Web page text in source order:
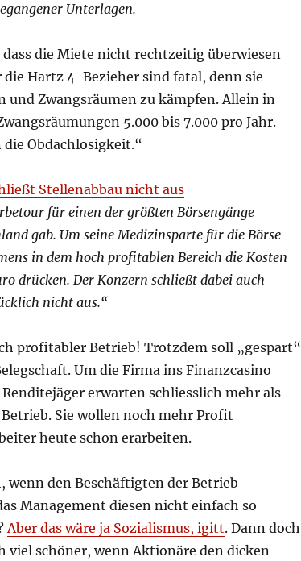
Unterlagen.
die Miete nicht rechtzeitig überwiesen
Hartz 4-Bezieher sind fatal, denn sie
und Zwangsräumen zu kämpfen. Allein in
5.000 bis 7.000 pro Jahr.
die Obdachlosigkeit.“
Stellenabbau nicht aus
für einen der größten Börsengänge
gab. Um seine Medizinsparte für die Börse
in dem hoch profitablen Bereich die Kosten
drücken. Der Konzern schließt dabei auch
nicht aus.“
profitabler Betrieb! Trotzdem soll „gespart“
Um die Firma ins Finanzcasino
erwarten schliesslich mehr als
Sie wollen noch mehr Profit
heute schon erarbeiten.
wenn den Beschäftigten der Betrieb
Management diesen nicht einfach so
Aber das wäre ja Sozialismus, igitt. Dann doch
viel schöner, wenn Aktionäre den dicken